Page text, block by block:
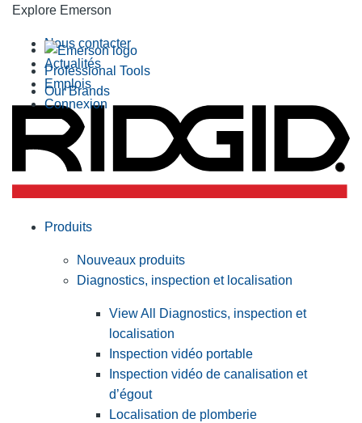
Explore Emerson
Professional Tools
Our Brands
Nous contacter
Actualités
Emplois
Connexion
Produits
Nouveaux produits
Diagnostics, inspection et localisation
View All Diagnostics, inspection et
localisation
Inspection vidéo portable
Inspection vidéo de canalisation et
d’égout
Localisation de plomberie